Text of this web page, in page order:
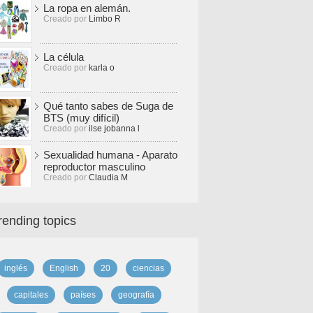
La ropa en alemán.
Creado por Limbo R
La célula
Creado por karla o
Qué tanto sabes de Suga de
BTS (muy difícil)
Creado por ilse jobanna l
Sexualidad humana - Aparato
reproductor masculino
Creado por Claudia M
topics
inglés English 20 ciencias
capitales países geografía